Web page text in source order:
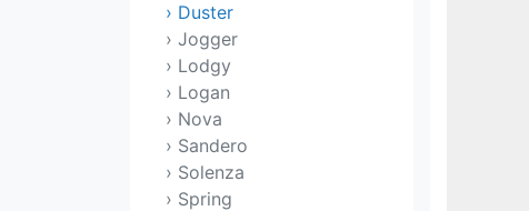
› Duster
› Jogger
› Lodgy
› Logan
› Nova
› Sandero
› Solenza
› Spring